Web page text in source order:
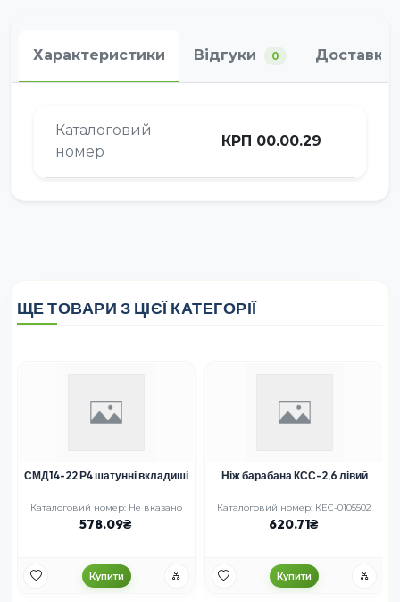
Характеристики Відгуки 0 Доставка
Каталоговий
номер
КРП 00.00.29
ЩЕ ТОВАРИ З ЦІЄЇ КАТЕГОРІЇ
СМД14-22 Р4 шатунні вкладиші
Каталоговий номер: Не вказано
578.09
Купити
Ніж барабана КСС-2,6 лівий
Каталоговий номер: КЕС-0105502
620.71
Купити